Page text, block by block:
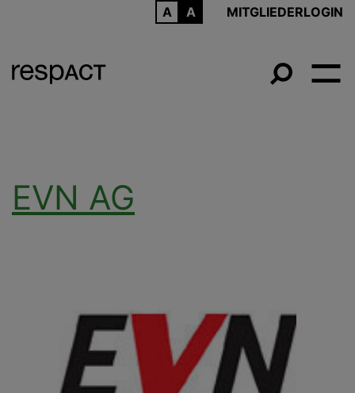
MITGLIEDERLOGIN
EVN AG